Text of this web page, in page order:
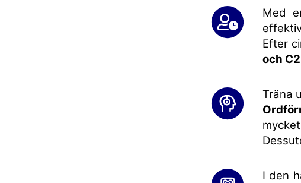
Med
Efter
och C2
Träna
I den